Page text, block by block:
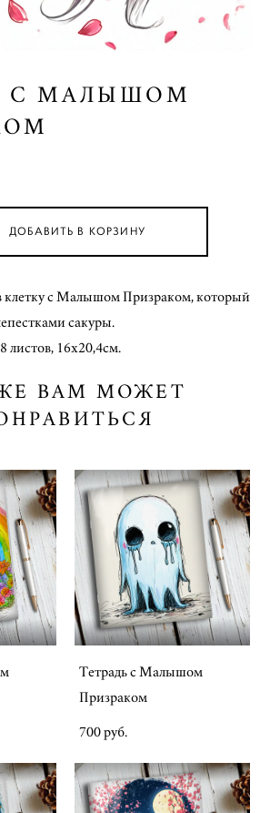
С МАЛЫШОМ
ДОБАВИТЬ В КОРЗИНУ
клетку с Малышом Призраком, который
сакуры.
листов, 16х20,4см.
ВАМ МОЖЕТ
Тетрадь с Малышом
Призраком
700 pуб.